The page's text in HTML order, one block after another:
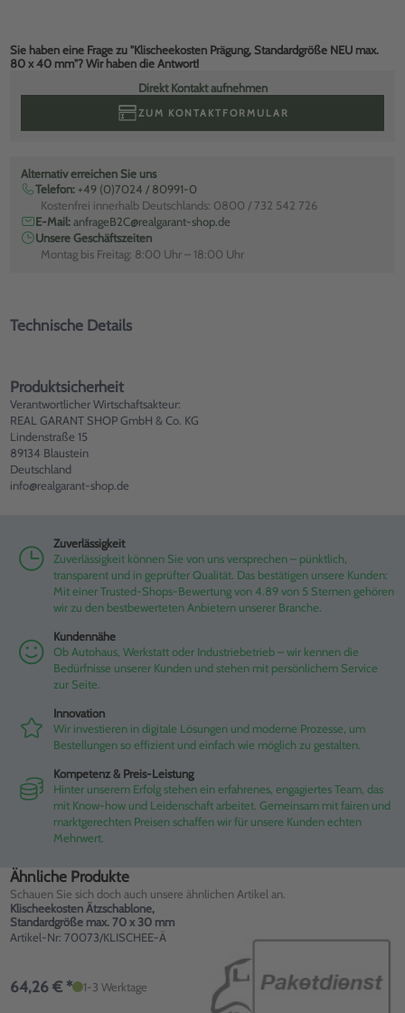
Sie haben eine Frage zu "Klischeekosten Prägung, Standardgröße NEU max.
80 x 40 mm"? Wir haben die Antwort!
Direkt Kontakt aufnehmen
ZUM KONTAKTFORMULAR
Alternativ erreichen Sie uns
Telefon: +49 (0)7024 / 80991-0
Kostenfrei innerhalb Deutschlands: 0800 / 732 542 726
E-Mail:anfrageB2C@realgarant-shop.de
Unsere Geschäftszeiten
Montag bis Freitag: 8:00 Uhr – 18:00 Uhr
Technische Details
Produktsicherheit
Verantwortlicher Wirtschaftsakteur:
REAL GARANT SHOP GmbH & Co. KG
Lindenstraße 15
89134 Blaustein
Deutschland
info@realgarant-shop.de
Zuverlässigkeit
Zuverlässigkeit können Sie von uns versprechen – pünktlich,
transparent und in geprüfter Qualität. Das bestätigen unsere Kunden:
Mit einer Trusted-Shops-Bewertung von 4.89 von 5 Sternen gehören
wir zu den bestbewerteten Anbietern unserer Branche.
Kundennähe
Ob Autohaus, Werkstatt oder Industriebetrieb – wir kennen die
Bedürfnisse unserer Kunden und stehen mit persönlichem Service
zur Seite.
Innovation
Wir investieren in digitale Lösungen und moderne Prozesse, um
Bestellungen so effizient und einfach wie möglich zu gestalten.
Kompetenz & Preis-Leistung
Hinter unserem Erfolg stehen ein erfahrenes, engagiertes Team, das
mit Know-how und Leidenschaft arbeitet. Gemeinsam mit fairen und
marktgerechten Preisen schaffen wir für unsere Kunden echten
Mehrwert.
Ähnliche Produkte
Schauen Sie sich doch auch unsere ähnlichen Artikel an.
Klischeekosten Ätzschablone,
Standardgröße max. 70 x 30 mm
Artikel-Nr: 70073/KLISCHEE-Ä
64,26 € * 1-3 Werktage